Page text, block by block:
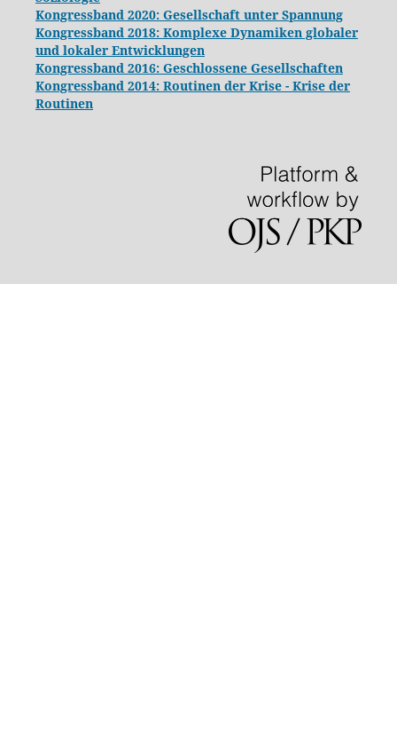
Kongressband 2020: Gesellschaft unter Spannung
Kongressband 2018: Komplexe Dynamiken globaler
und lokaler Entwicklungen
Kongressband 2016: Geschlossene Gesellschaften
Kongressband 2014: Routinen der Krise - Krise der
Routinen